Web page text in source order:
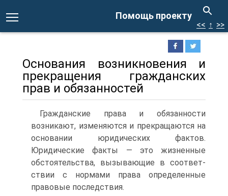
Помощь проекту
<< ↑ >>
Основания возникновения и
прекращения гражданских
прав и обязанностей
Гражданские права и обязанности
возникают, изменяются и прекращаются на
основании юридических фактов.
Юридические факты — это жизненные
обстоятельства, вызывающие в соответ­
ствии с нормами права определенные
правовые последствия.